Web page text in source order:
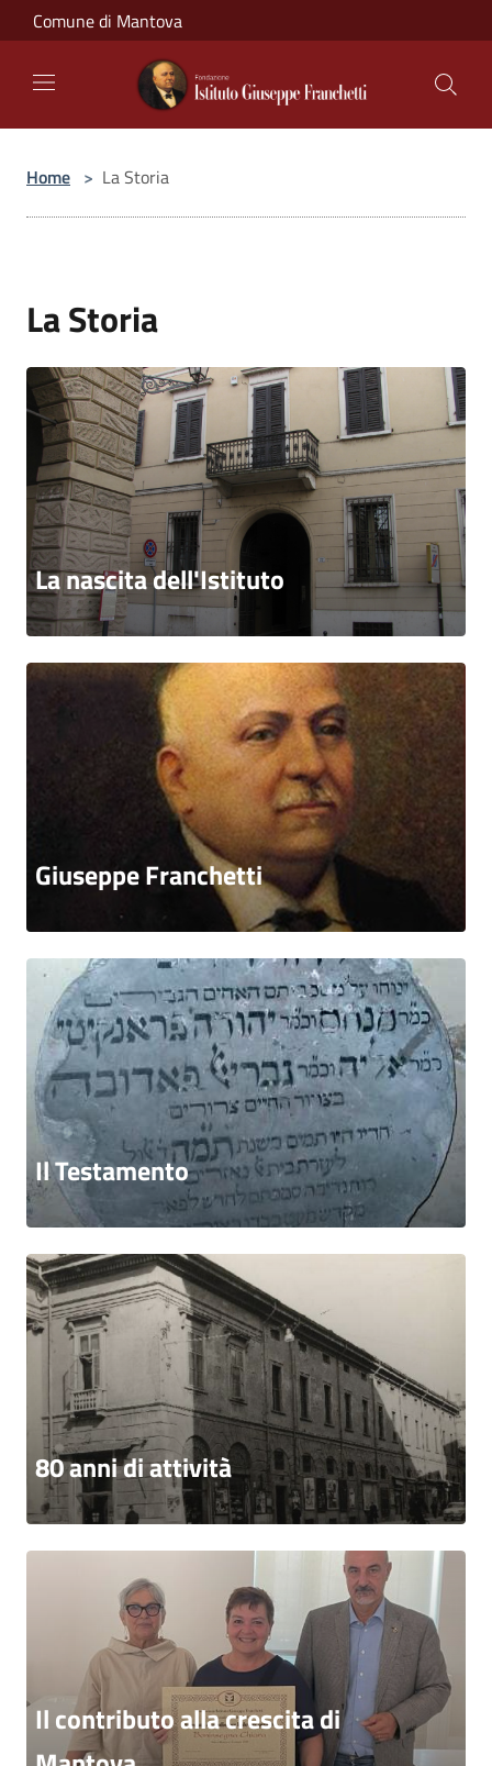
Salta al contenuto principale
Comune di Mantova
Home > La Storia
La Storia
La nascita dell'Istituto
Giuseppe Franchetti
Il Testamento
80 anni di attività
Il contributo alla crescita di